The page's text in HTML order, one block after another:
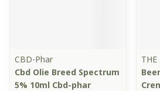
CBD-Phar
Cbd Olie Breed Spectrum
5% 10ml Cbd-phar
THE